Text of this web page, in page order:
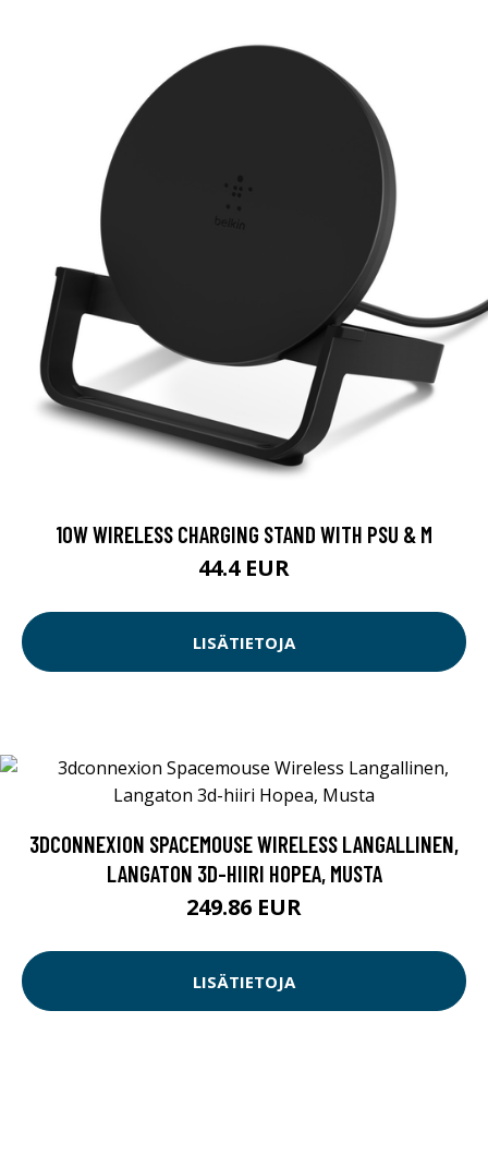
10W WIRELESS CHARGING STAND WITH PSU & M
44.4 EUR
LISÄTIETOJA
3DCONNEXION SPACEMOUSE WIRELESS LANGALLINEN,
LANGATON 3D-HIIRI HOPEA, MUSTA
249.86 EUR
LISÄTIETOJA